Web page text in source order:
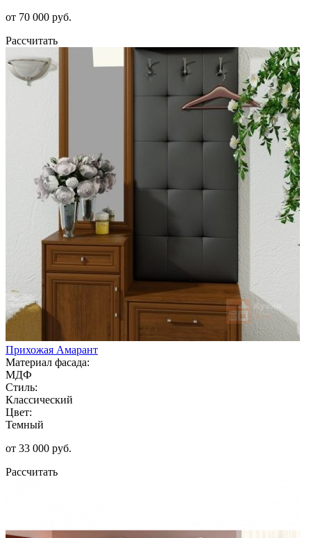
от 70 000 руб.
Рассчитать
Прихожая Амарант
Материал фасада:
МДФ
Стиль:
Классический
Цвет:
Темный
от 33 000 руб.
Рассчитать